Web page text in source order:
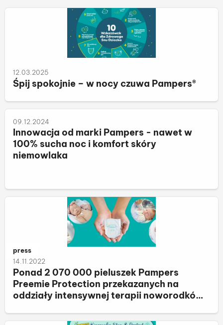
12.03.2025
Śpij spokojnie – w nocy czuwa Pampers®
09.12.2024
Innowacja od marki Pampers - nawet w
100% sucha noc i komfort skóry
niemowlaka
Należy do kategorii:
press
14.11.2022
Ponad 2 070 000 pieluszek Pampers
Preemie Protection przekazanych na
oddziały intensywnej terapii noworodków
świętuje Dzień Wcześniaka